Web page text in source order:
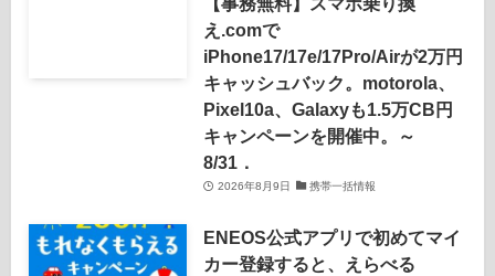
え.comで
iPhone17/17e/17Pro/Airが2万円
キャッシュバック。motorola、
Pixel10a、Galaxyも1.5万CB円
キャンペーンを開催中。～
8/31．
2026年8月9日 携帯一括情報
ENEOS公式アプリで初めてマイ
カー登録すると、えらべる